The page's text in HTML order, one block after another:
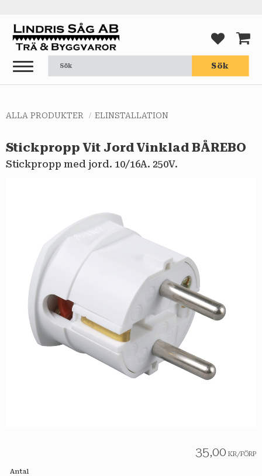
Meny
Sök
ALLA PRODUKTER ELINSTALLATION
Stickpropp Vit Jord Vinklad BÅREBO
Stickpropp med jord. 10/16A. 250V.
35,00 KR/FÖRP
Antal